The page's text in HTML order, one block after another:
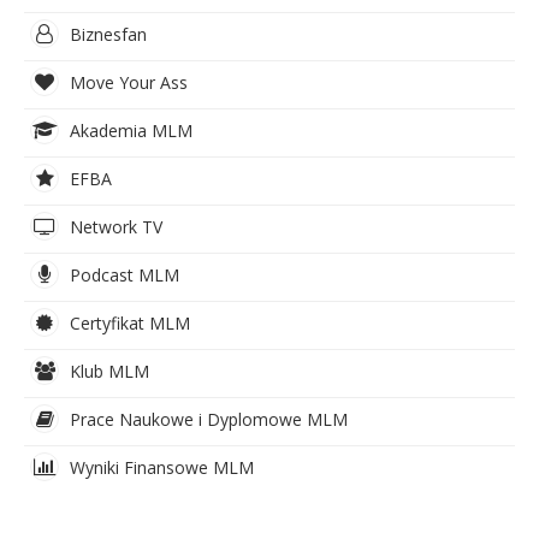
Biznesfan
Move Your Ass
Akademia MLM
EFBA
Network TV
Podcast MLM
Certyfikat MLM
Klub MLM
Prace Naukowe i Dyplomowe MLM
Wyniki Finansowe MLM